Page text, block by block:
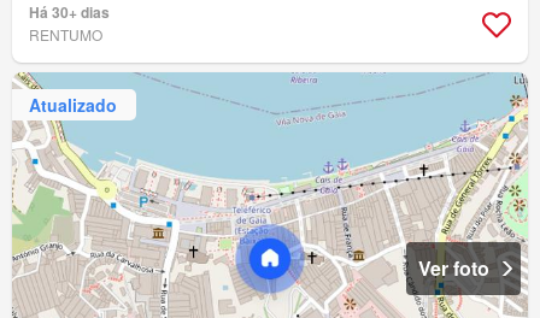
Há 30+ dias
RENTUMO
Atualizado
Ver foto